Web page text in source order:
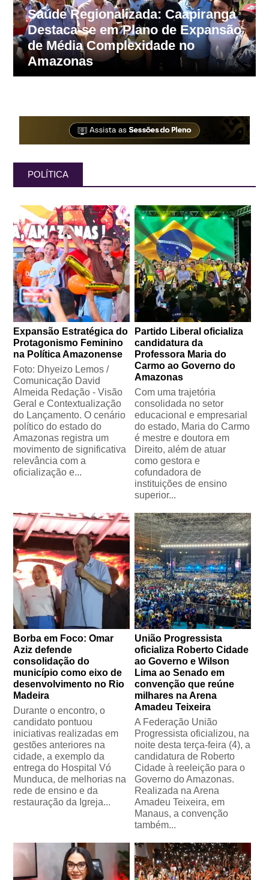
Magistratura sob novas regras: CNJ
substitui aposentadoria compulsória
por perda de cargo em infrações
graves
POLÍTICA
Expansão Estratégica do
Protagonismo Feminino
na Política Amazonense
Foto: Dhyeizo Lemos /
Comunicação David
Almeida Redação - Visão
Geral e Contextualização
do Lançamento. O cenário
político do estado do
Amazonas registra um
movimento de significativa
relevância com a
oficialização e...
Partido Liberal oficializa
candidatura da
Professora Maria do
Carmo ao Governo do
Amazonas
Com uma trajetória
consolidada no setor
educacional e empresarial
do estado, Maria do Carmo
é mestre e doutora em
Direito, além de atuar
como gestora e
cofundadora de
instituições de ensino
superior...
Borba em Foco: Omar
Aziz defende
consolidação do
município como eixo de
desenvolvimento no Rio
Madeira
Durante o encontro, o
candidato pontuou
iniciativas realizadas em
gestões anteriores na
cidade, a exemplo da
entrega do Hospital Vó
Munduca, de melhorias na
rede de ensino e da
restauração da Igreja...
União Progressista
oficializa Roberto Cidade
ao Governo e Wilson
Lima ao Senado em
convenção que reúne
milhares na Arena
Amadeu Teixeira
A Federação União
Progressista oficializou, na
noite desta terça-feira (4), a
candidatura de Roberto
Cidade à reeleição para o
Governo do Amazonas.
Realizada na Arena
Amadeu Teixeira, em
Manaus, a convenção
também...